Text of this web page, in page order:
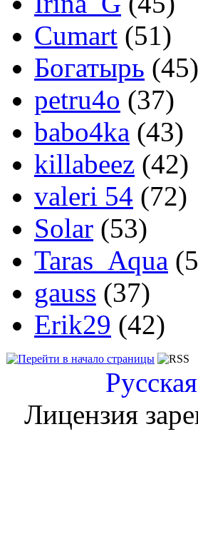
Cumart (51)
Богатырь (45)
petru4o (37)
babo4ka (43)
killabeez (42)
valeri 54 (72)
Solar (53)
Taras_Aqua
gauss (37)
Erik29 (42)
Лицензия